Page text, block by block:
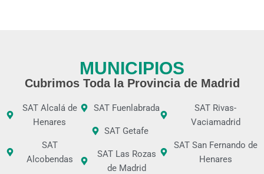
MUNICIPIOS
Cubrimos Toda la Provincia de Madrid
SAT Alcalá de
Henares
SAT
Alcobendas
SAT Fuenlabrada
SAT Getafe
SAT Las Rozas
de Madrid
SAT Rivas-
Vaciamadrid
SAT San Fernando de
Henares